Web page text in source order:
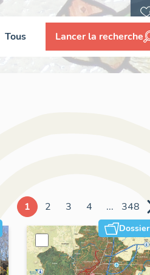
Tous
Lancer la recherche
1 2 3 4 ... 348
Dossier